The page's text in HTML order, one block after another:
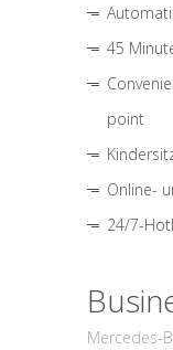
45
point
Online-
24/7-
Mercedes-